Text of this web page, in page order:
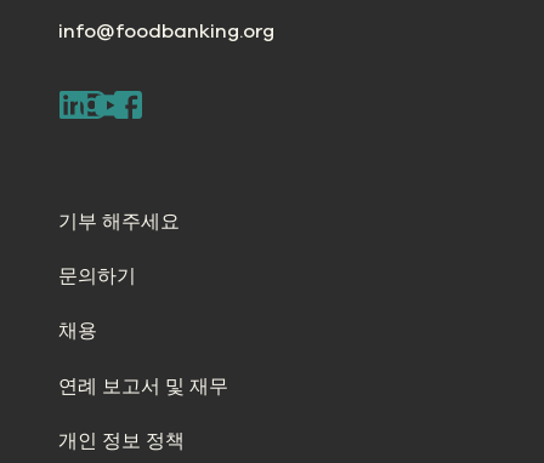
info@foodbanking.org
기부 해주세요
문의하기
채용
연례 보고서 및 재무
개인 정보 정책